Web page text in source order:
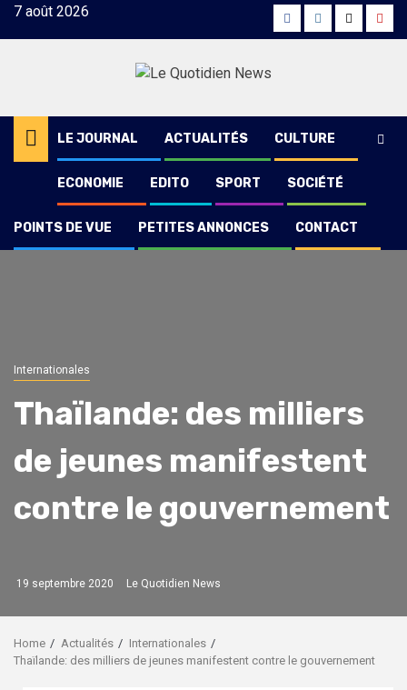
Skip7 août 2026 FacebookInstagram
Twitter
LE JOURNAL ACTUALITÉS CULTURE
ECONOMIE EDITO SPORT SOCIÉTÉ
POINTS DE VUE PETITES ANNONCES CONTACT
Internationales
Thaïlande: des milliers
de jeunes manifestent
contre le gouvernement
19 septembre 2020 Le Quotidien News
Home Actualités
Internationales
Thaïlande: des milliers de jeunes manifestent contre le gouvernement